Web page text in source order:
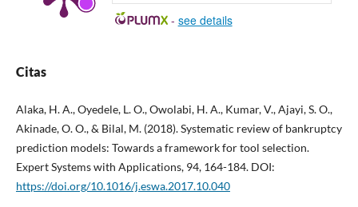
- see details
Citas
Alaka, H. A., Oyedele, L. O., Owolabi, H. A., Kumar, V., Ajayi, S. O.,
Akinade, O. O., & Bilal, M. (2018). Systematic review of bankruptcy
prediction models: Towards a framework for tool selection.
Expert Systems with Applications, 94, 164-184. DOI:
https://doi.org/10.1016/j.eswa.2017.10.040